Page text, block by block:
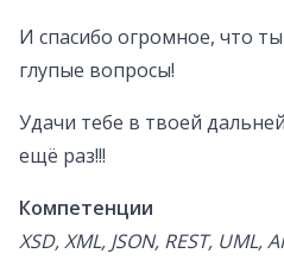
И спасибо огромное, что
глупые вопросы!
Удачи тебе в твоей
ещё раз!!!
Компетенции
XSD, XML, JSON, REST, UML,